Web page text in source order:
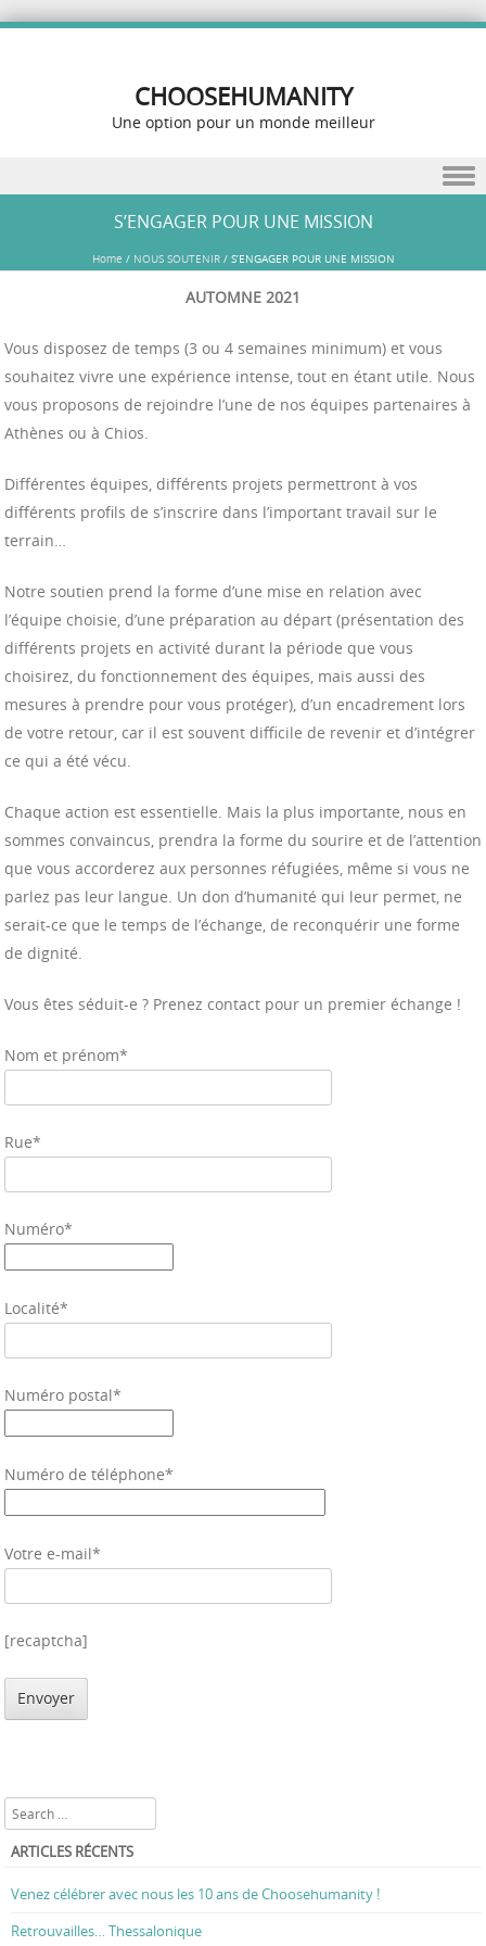
CHOOSEHUMANITY
Une option pour un monde meilleur
S’ENGAGER POUR UNE MISSION
Home / NOUS SOUTENIR /S’ENGAGER POUR UNE MISSION
AUTOMNE 2021
Vous disposez de temps (3 ou 4 semaines minimum) et vous
souhaitez vivre une expérience intense, tout en étant utile. Nous
vous proposons de rejoindre l’une de nos équipes partenaires à
Athènes ou à Chios.
Différentes équipes, différents projets permettront à vos
différents profils de s’inscrire dans l’important travail sur le
terrain…
Notre soutien prend la forme d’une mise en relation avec
l’équipe choisie, d’une préparation au départ (présentation des
différents projets en activité durant la période que vous
choisirez, du fonctionnement des équipes, mais aussi des
mesures à prendre pour vous protéger), d’un encadrement lors
de votre retour, car il est souvent difficile de revenir et d’intégrer
ce qui a été vécu.
Chaque action est essentielle. Mais la plus importante, nous en
sommes convaincus, prendra la forme du sourire et de l’attention
que vous accorderez aux personnes réfugiées, même si vous ne
parlez pas leur langue. Un don d’humanité qui leur permet, ne
serait-ce que le temps de l’échange, de reconquérir une forme
de dignité.
Vous êtes séduit-e ? Prenez contact pour un premier échange !
Nom et prénom*
Rue*
Numéro*
Localité*
Numéro postal*
Numéro de téléphone*
Votre e-mail*
[recaptcha]
Search
ARTICLES RÉCENTS
Venez célébrer avec nous les 10 ans de Choosehumanity !
Retrouvailles… Thessalonique